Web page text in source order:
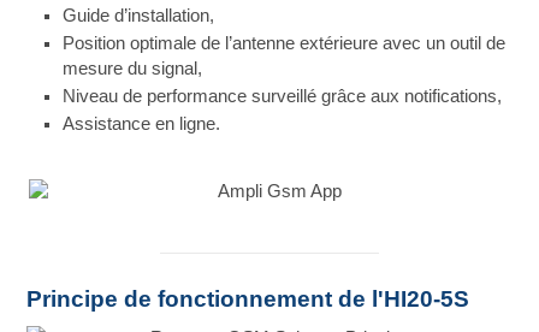
Guide d’installation,
Position optimale de l’antenne extérieure avec un outil de
mesure du signal,
Niveau de performance surveillé grâce aux notifications,
Assistance en ligne.
Principe de fonctionnement de l'HI20-5S